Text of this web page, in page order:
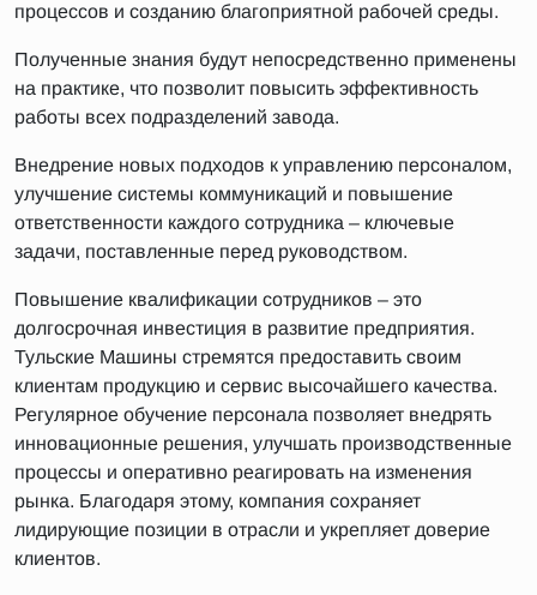
процессов и созданию благоприятной рабочей среды.
Полученные знания будут непосредственно применены
на практике, что позволит повысить эффективность
работы всех подразделений завода.
Внедрение новых подходов к управлению персоналом,
улучшение системы коммуникаций и повышение
ответственности каждого сотрудника – ключевые
задачи, поставленные перед руководством.
Повышение квалификации сотрудников – это
долгосрочная инвестиция в развитие предприятия.
Тульские Машины стремятся предоставить своим
клиентам продукцию и сервис высочайшего качества.
Регулярное обучение персонала позволяет внедрять
инновационные решения, улучшать производственные
процессы и оперативно реагировать на изменения
рынка. Благодаря этому, компания сохраняет
лидирующие позиции в отрасли и укрепляет доверие
клиентов.